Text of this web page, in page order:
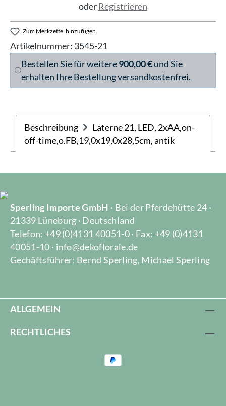
oderRegistrieren
Zum Merkzettel hinzufügen
Artikelnummer: 3545-21
Bestellen Sie für weitere900,00 €und Sie
erhalten Ihre Bestellung versandkostenfrei.
Beschreibung
Laterne 21, LED, 2xAA,on-
off-time,o.FB,19,0x19,0x28,5cm, antik
Sperling Importe GmbH · Bei der Pferdehütte 24 ·
21339 Lüneburg · Deutschland
Telefon: +49 (0)4131 40051-0 · Fax: +49 (0)4131
40051-10 · info@dekoflorale.de
Gechäftsführer: Bernd Sperling, Michael Sperling
ALLGEMEIN
RECHTLICHES